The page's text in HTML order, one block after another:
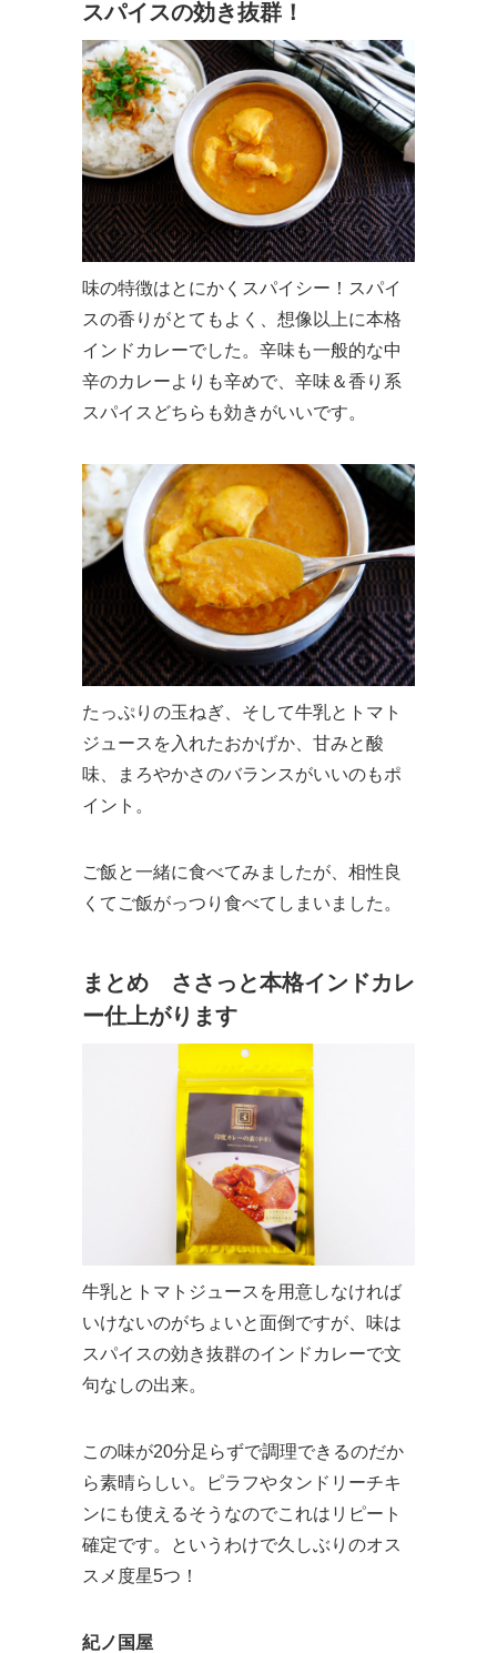
スパイスの効き抜群！
味の特徴はとにかくスパイシー！スパイ
スの香りがとてもよく、想像以上に本格
インドカレーでした。辛味も一般的な中
辛のカレーよりも辛めで、辛味＆香り系
スパイスどちらも効きがいいです。
たっぷりの玉ねぎ、そして牛乳とトマト
ジュースを入れたおかげか、甘みと酸
味、まろやかさのバランスがいいのもポ
イント。
ご飯と一緒に食べてみましたが、相性良
くてご飯がっつり食べてしまいました。
まとめ ささっと本格インドカレ
ー仕上がります
牛乳とトマトジュースを用意しなければ
いけないのがちょいと面倒ですが、味は
スパイスの効き抜群のインドカレーで文
句なしの出来。
この味が20分足らずで調理できるのだか
ら素晴らしい。ピラフやタンドリーチキ
ンにも使えるそうなのでこれはリピート
確定です。というわけで久しぶりのオス
スメ度星5つ！
紀ノ国屋